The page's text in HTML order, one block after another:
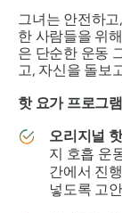
그녀는 안전하
한 사람들을 위
은 단순한 운동
고, 자신을 돌보
핫 요가 프로그
오리지널
지 호흡 운
간에서 진
넣도록 고